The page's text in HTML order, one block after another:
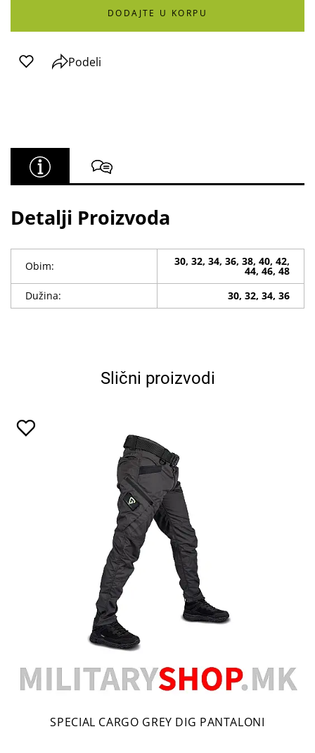
DODAJTE U KORPU
Podeli
Detalji Proizvoda
Obim: 30, 32, 34, 36, 38, 40, 42,
44, 46, 48
Dužina:
30, 32, 34, 36
Slični proizvodi
SPECIAL CARGO GREY DIG PANTALONI